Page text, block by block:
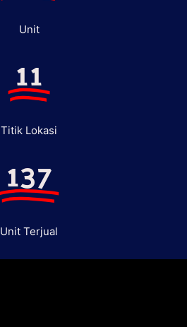
Unit
11
Titik Lokasi
137
Unit Terjual